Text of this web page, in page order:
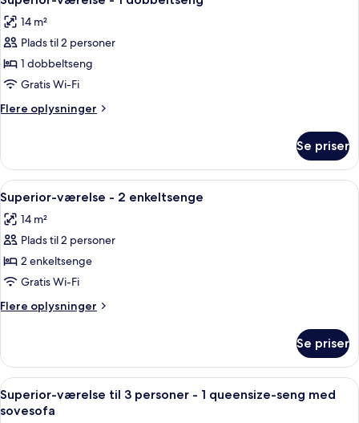
alle
billeder
af
Superior-
værelse
-
1
14 m²
Plads til 2 personer
1 dobbeltseng
Gratis Wi-Fi
Flere oplysninger
Flere
værelse
1
dobbeltseng
Se priser
Indlæs
alle
billeder
af
Superior-
værelse
-
2
Et hotelværelse med en seng, et
4
Superior-værelse - 2 enkeltsenge
14 m²
Plads til 2 personer
2 enkeltsenge
Gratis Wi-Fi
Flere oplysninger
Flere
værelse
2
enkeltsenge
Se priser
Indlæs
alle
Et hotelværelse med en seng, et
9
Superior-værelse til 3 personer - 1 queensize-seng med
sovesofa